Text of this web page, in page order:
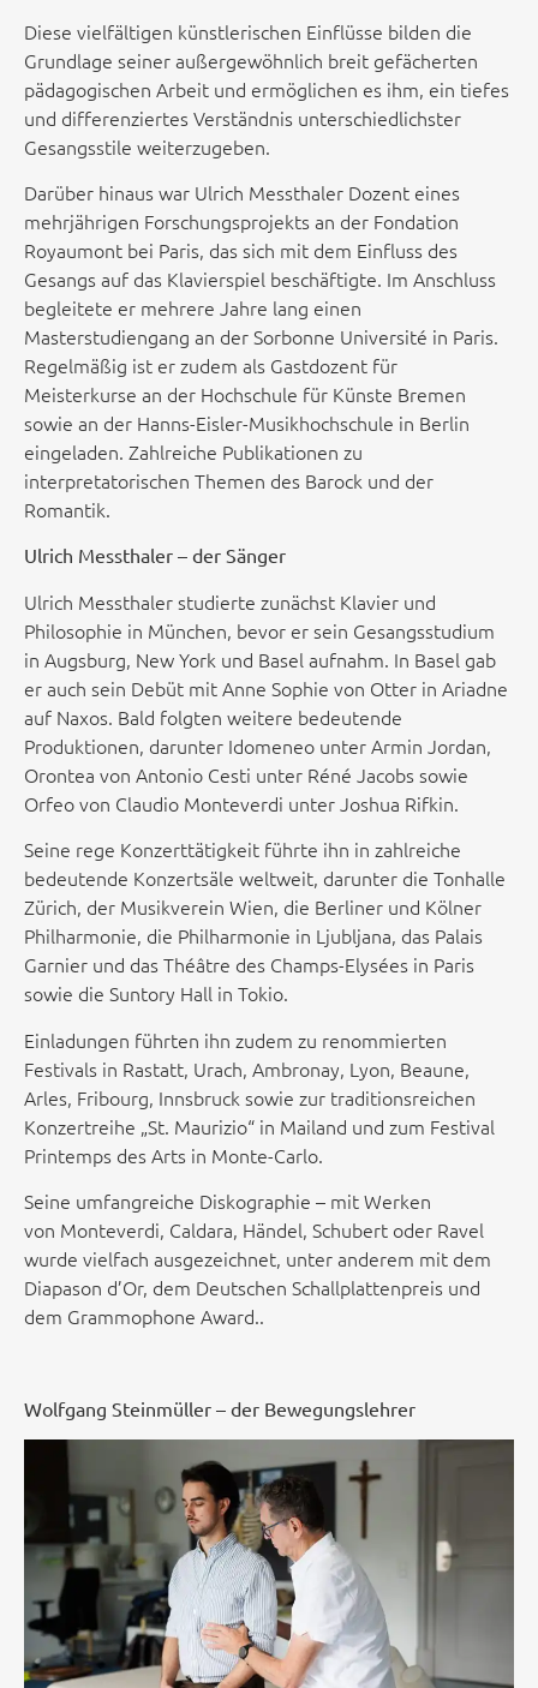
Diese vielfältigen künstlerischen Einflüsse bilden die
Grundlage seiner außergewöhnlich breit gefächerten
pädagogischen Arbeit und ermöglichen es ihm, ein tiefes
und differenziertes Verständnis unterschiedlichster
Gesangsstile weiterzugeben.
Darüber hinaus war Ulrich Messthaler Dozent eines
mehrjährigen Forschungsprojekts an der Fondation
Royaumont bei Paris, das sich mit dem Einfluss des
Gesangs auf das Klavierspiel beschäftigte. Im Anschluss
begleitete er mehrere Jahre lang einen
Masterstudiengang an derSorbonne Université in Paris.
Regelmäßig ist er zudem als Gastdozent für
Meisterkurse an der Hochschule für Künste Bremen
sowie an der Hanns-Eisler-Musikhochschule in Berlin
eingeladen. Zahlreiche Publikationen zu
interpretatorischen Themen des Barock und der
Romantik.
Ulrich Messthaler – der Sänger
Ulrich Messthaler studierte zunächst Klavier und
Philosophie in München, bevor er sein Gesangsstudium
in Augsburg, New York und Basel aufnahm. In Basel gab
er auch sein Debüt mitAnne Sophie von Otter in Ariadne
auf Naxos. Bald folgten weitere bedeutende
Produktionen, darunter Idomeneo unterArmin Jordan,
Orontea von Antonio Cesti unter Réné Jacobs sowie
Orfeo von Claudio Monteverdi unterJoshua Rifkin.
Seine rege Konzerttätigkeit führte ihn in zahlreiche
bedeutende Konzertsäle weltweit, darunter die Tonhalle
Zürich, der Musikverein Wien, die Berliner und Kölner
Philharmonie, die Philharmonie in Ljubljana, das Palais
Garnier und das Théâtre des Champs-Elysées in Paris
sowie die Suntory Hall in Tokio.
Einladungen führten ihn zudem zu renommierten
Festivals in Rastatt, Urach, Ambronay, Lyon, Beaune,
Arles, Fribourg, Innsbruck sowie zur traditionsreichen
Konzertreihe „St. Maurizio“ in Mailand und zum Festival
Printemps des Arts in Monte-Carlo.
Seine umfangreiche Diskographie – mit Werken
von Monteverdi, Caldara, Händel, Schubert oder Ravel
wurde vielfach ausgezeichnet, unter anderem mit dem
Diapason d’Or, dem Deutschen Schallplattenpreis und
dem Grammophone Award..
Wolfgang Steinmüller – der Bewegungslehrer